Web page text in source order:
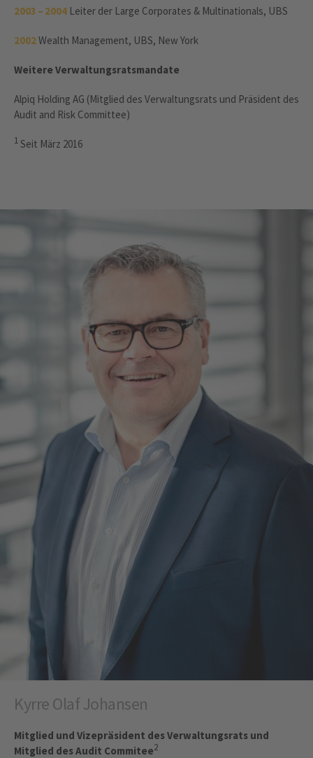
2003 – 2004 Leiter der Large Corporates & Multinationals, UBS
2002Wealth Management, UBS, New York
Weitere Verwaltungsratsmandate
Alpiq Holding AG (Mitglied des Verwaltungsrats und Präsident des
Audit and Risk Committee)
1Seit März 2016
Kyrre Olaf Johansen
Mitglied und Vizepräsident des Verwaltungsrats und
Mitglied des Audit Commitee2